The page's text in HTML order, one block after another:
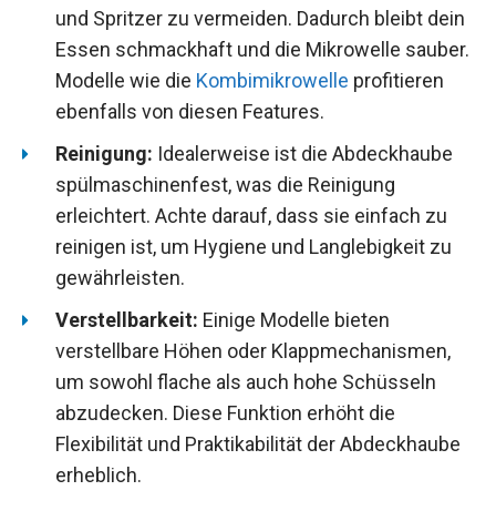
und Spritzer zu vermeiden. Dadurch bleibt dein
Essen schmackhaft und die Mikrowelle sauber.
Modelle wie die Kombimikrowelle profitieren
ebenfalls von diesen Features.
Reinigung: Idealerweise ist die Abdeckhaube
spülmaschinenfest, was die Reinigung
erleichtert. Achte darauf, dass sie einfach zu
reinigen ist, um Hygiene und Langlebigkeit zu
gewährleisten.
Verstellbarkeit: Einige Modelle bieten
verstellbare Höhen oder Klappmechanismen,
um sowohl flache als auch hohe Schüsseln
abzudecken. Diese Funktion erhöht die
Flexibilität und Praktikabilität der Abdeckhaube
erheblich.